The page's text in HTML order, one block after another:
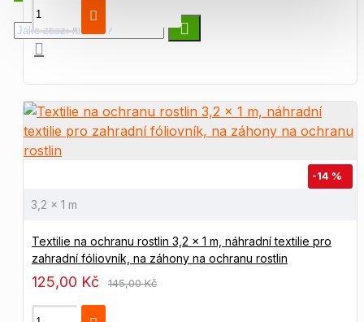
-14 %
3,2 x 1 m
Textilie na ochranu rostlin 3,2 x 1 m, náhradní textilie pro
zahradní fóliovník, na záhony na ochranu rostlin
125,00 Kč 145,00 Kč